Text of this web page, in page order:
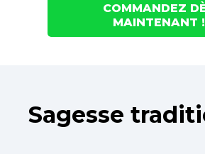
COMMANDEZ
MAINTENANT !
Sagesse